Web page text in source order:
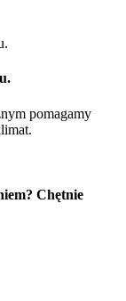
pomagamy
Chętnie